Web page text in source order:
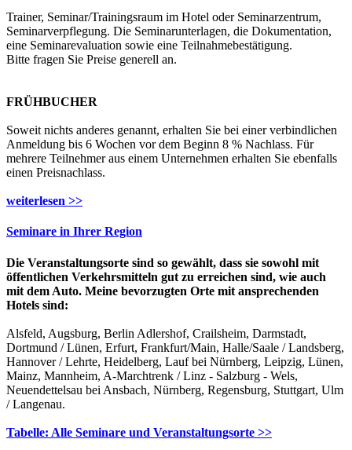
Trainer, Seminar/Trainingsraum im Hotel oder Seminarzentrum,
Seminarverpflegung. Die Seminarunterlagen, die Dokumentation,
eine Seminarevaluation sowie eine Teilnahmebestätigung.
Bitte fragen Sie Preise generell an.
FRÜHBUCHER
Soweit nichts anderes genannt, erhalten Sie bei einer verbindlichen
Anmeldung bis 6 Wochen vor dem Beginn 8 % Nachlass. Für
mehrere Teilnehmer aus einem Unternehmen erhalten Sie ebenfalls
einen Preisnachlass.
weiterlesen >>
Seminare in Ihrer Region
Die Veranstaltungsorte sind so gewählt, dass sie sowohl mit
öffentlichen Verkehrsmitteln gut zu erreichen sind, wie auch
mit dem Auto. Meine bevorzugten Orte mit ansprechenden
Hotels sind:
Alsfeld, Augsburg, Berlin Adlershof, Crailsheim, Darmstadt,
Dortmund / Lünen, Erfurt, Frankfurt/Main, Halle/Saale / Landsberg,
Hannover / Lehrte, Heidelberg, Lauf bei Nürnberg, Leipzig, Lünen,
Mainz, Mannheim, A-Marchtrenk / Linz - Salzburg - Wels,
Neuendettelsau bei Ansbach, Nürnberg, Regensburg, Stuttgart, Ulm
/ Langenau.
Tabelle: Alle Seminare und Veranstaltungsorte >>